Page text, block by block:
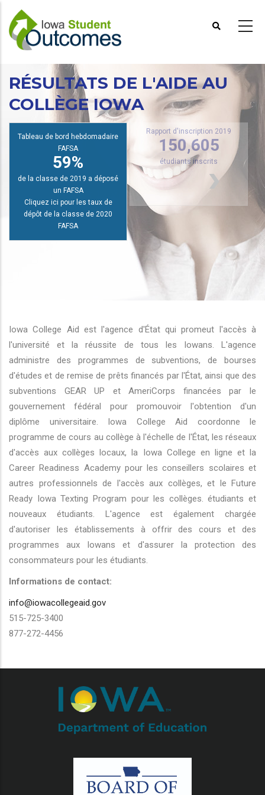
contenu
principal
RÉSULTATS DE L'AIDE AU
COLLÈGE IOWA
Tableau de bord hebdomadaire
FAFSA
59%
de la classe de 2019 a déposé
un FAFSA
Cliquez ici pour les taux de
dépôt de la classe de 2020
FAFSA
Rapport d'inscription 2019
150,605
étudiants inscrits
Iowa College Aid est l'agence d'État qui promeut l'accès à
l'université et la réussite de tous les Iowans. L'agence
administre des programmes de subventions, de bourses
d'études et de remise de prêts financés par l'État, ainsi que des
subventions GEAR UP et AmeriCorps financées par le
gouvernement fédéral pour promouvoir l'obtention d'un
diplôme universitaire. Iowa College Aid coordonne le
programme de cours au collège à l'échelle de l'État, les réseaux
d'accès aux collèges locaux, la Iowa College en ligne et la
Career Readiness Academy pour les conseillers scolaires et
autres professionnels de l'accès aux collèges, et le Future
Ready Iowa Texting Program pour les collèges. étudiants et
nouveaux étudiants. L'agence est également chargée
d'autoriser les établissements à offrir des cours et des
programmes aux Iowans et d'assurer la protection des
consommateurs pour les étudiants.
Informations de contact:
info@iowacollegeaid.gov
515-725-3400
877-272-4456